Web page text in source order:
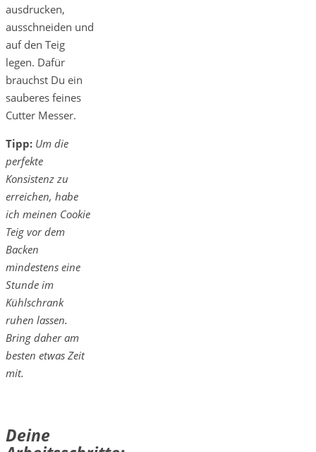
ausdrucken,
ausschneiden und
auf den Teig
legen. Dafür
brauchst Du ein
sauberes feines
Cutter Messer.
Tipp: Um die
perfekte
Konsistenz zu
erreichen, habe
ich meinen Cookie
Teig vor dem
Backen
mindestens eine
Stunde im
Kühlschrank
ruhen lassen.
Bring daher am
besten etwas Zeit
mit.
Deine